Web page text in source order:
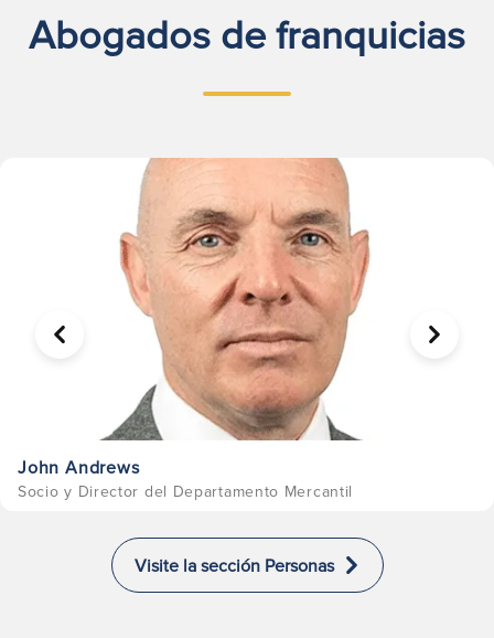
Abogados de franquicias
John Andrews
Socio y Director del Departamento Mercantil
ANTERIOR
Visite la sección Personas